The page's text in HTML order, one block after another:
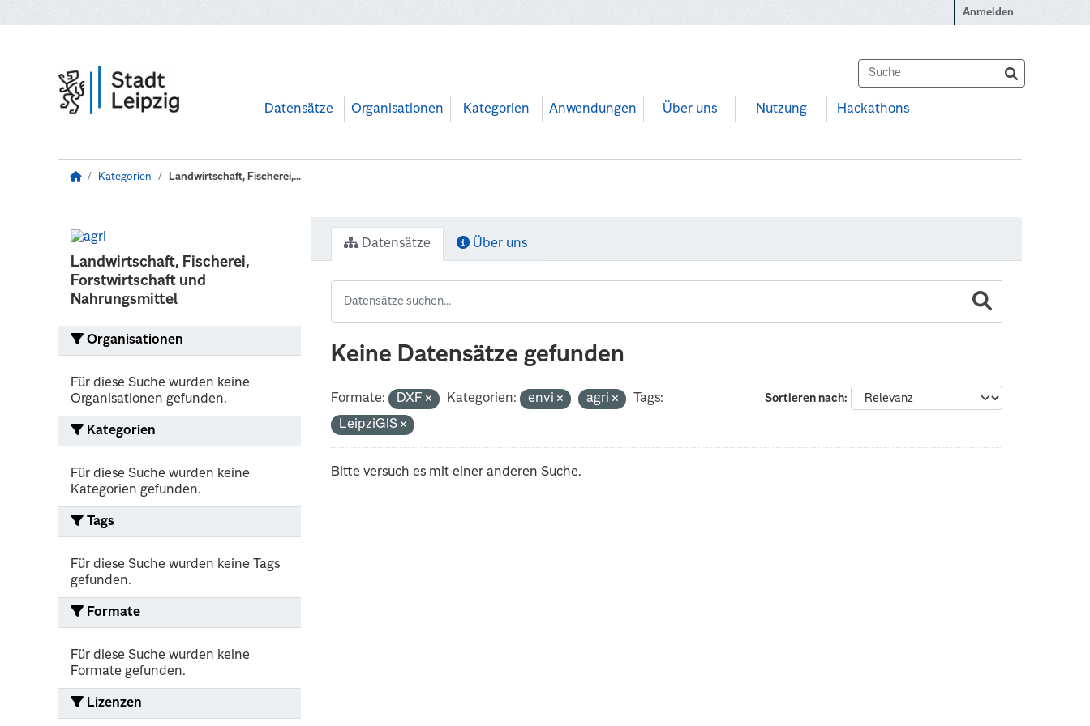
Anmelden
Datensätze Organisationen Kategorien Anwendungen Über uns Nutzung Hackathons
Kategorien Landwirtschaft, Fischerei,...
Landwirtschaft, Fischerei,
Forstwirtschaft und
Nahrungsmittel
Organisationen
Für diese Suche wurden keine
Organisationen gefunden.
Kategorien
Für diese Suche wurden keine
Kategorien gefunden.
Tags
Für diese Suche wurden keine Tags
gefunden.
Formate
Für diese Suche wurden keine
Formate gefunden.
Lizenzen
Datensätze Über uns
Keine Datensätze gefunden
Sortieren nach
Formate: DXF Kategorien: envi agri
Tags:
LeipziGIS
Bitte versuch es mit einer anderen Suche.